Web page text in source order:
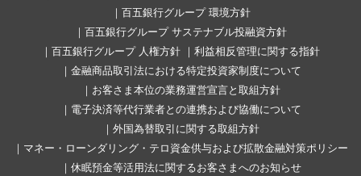
百五銀行グループ 環境方針
百五銀行グループ サステナブル投融資方針
百五銀行グループ 人権方針
利益相反管理に関する指針
金融商品取引法における特定投資家制度について
お客さま本位の業務運営宣言と取組方針
電子決済等代行業者との連携および協働について
外国為替取引に関する取組方針
マネー・ローンダリング・テロ資金供与および拡散金融対策ポリシー
休眠預金等活用法に関するお客さまへのお知らせ